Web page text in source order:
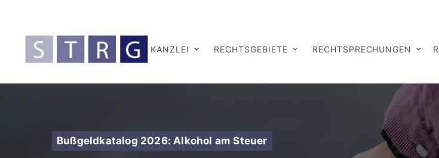
KANZLEI RECHTSGEBIETE RECHTSPRECHUNGEN
Bußgeldkatalog 2026: Alkohol am Steuer